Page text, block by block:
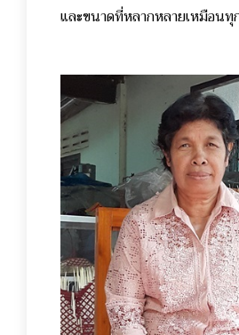
และขนาดที่หลากหลายเหมือน